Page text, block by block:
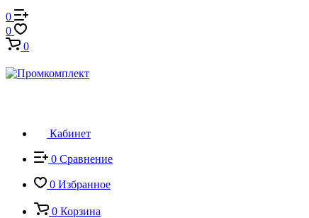
0
0
0
Кабинет
0 Сравнение
0 Избранное
0 Корзина